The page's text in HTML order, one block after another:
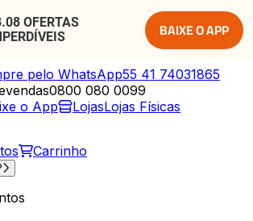
OFERTAS
BAIXE O APP
pelo WhatsApp55 41 74031865
0800 080 0099
o App LojasLojas Físicas
Carrinho